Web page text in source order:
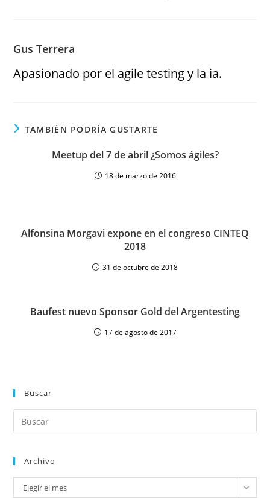
Gus Terrera
Apasionado por el agile testing y la ia.
TAMBIÉN PODRÍA GUSTARTE
Meetup del 7 de abril ¿Somos ágiles?
18 de marzo de 2016
Alfonsina Morgavi expone en el congreso CINTEQ
2018
31 de octubre de 2018
Baufest nuevo Sponsor Gold del Argentesting
17 de agosto de 2017
Buscar
Archivo
Elegir el mes